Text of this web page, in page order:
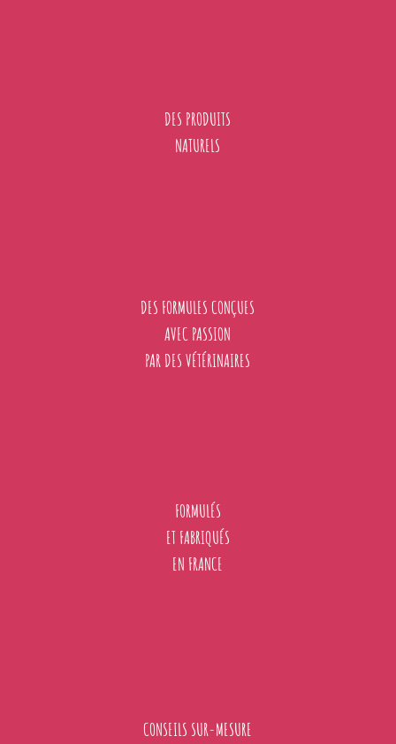
DES PRODUITS
NATURELS
DES FORMULES CONÇUES
AVEC PASSION
PAR DES VÉTÉRINAIRES
FORMULÉS
ET FABRIQUÉS
EN FRANCE
CONSEILS SUR-MESURE